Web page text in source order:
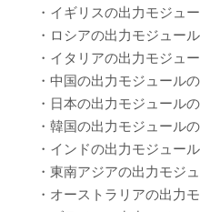
・イギリスの出力モジュ
・ロシアの出力モジュー
・イタリアの出力モジュ
・中国の出力モジュール
・日本の出力モジュール
・韓国の出力モジュール
・インドの出力モジュー
・東南アジアの出力モジ
・オーストラリアの出力